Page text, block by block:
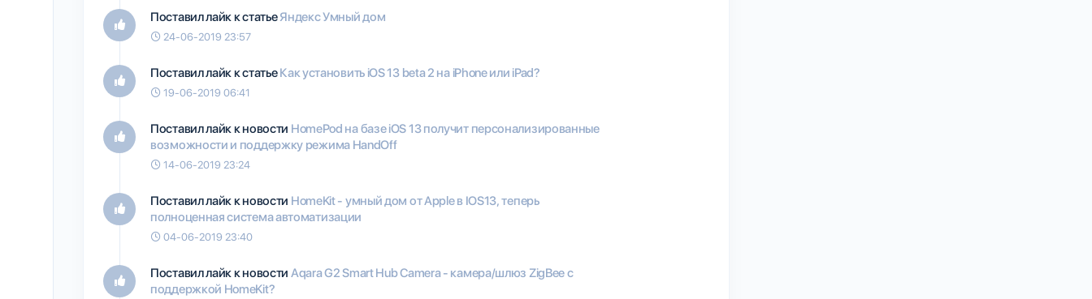
Поставил лайк к статьеЯндекс Умный дом
24-06-2019 23:57
Поставил лайк к статьеКак установить iOS 13 beta 2 на iPhone или iPad?
19-06-2019 06:41
Поставил лайк к новости HomePod на базе iOS 13 получит персонализированные
возможности и поддержку режима HandOff
14-06-2019 23:24
Поставил лайк к новости HomeKit - умный дом от Apple в IOS13, теперь
полноценная система автоматизации
04-06-2019 23:40
Поставил лайк к новости Aqara G2 Smart Hub Camera - камера/шлюз ZigBee с
поддержкой HomeKit?